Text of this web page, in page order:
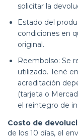
solicitar la
Estado del
condiciones en
original.
Reembolso: Se
utilizado. Tené
acreditación
(tarjeta o
el reintegro de
Costo de
de los 10 días, el